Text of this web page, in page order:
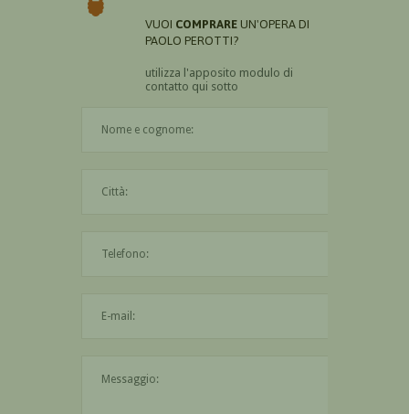
VUOI COMPRARE UN'OPERA DI
PAOLO PEROTTI?
utilizza l'apposito modulo di
contatto qui sotto